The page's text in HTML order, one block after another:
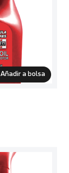
Añadir a bolsa